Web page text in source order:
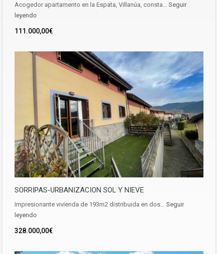
Acogedor apartamento en la Espata, Villanúa, consta… Seguir
leyendo
111.000,00€
SORRIPAS-URBANIZACION SOL Y NIEVE
Impresionante vivienda de 193m2 distribuida en dos… Seguir
leyendo
328.000,00€